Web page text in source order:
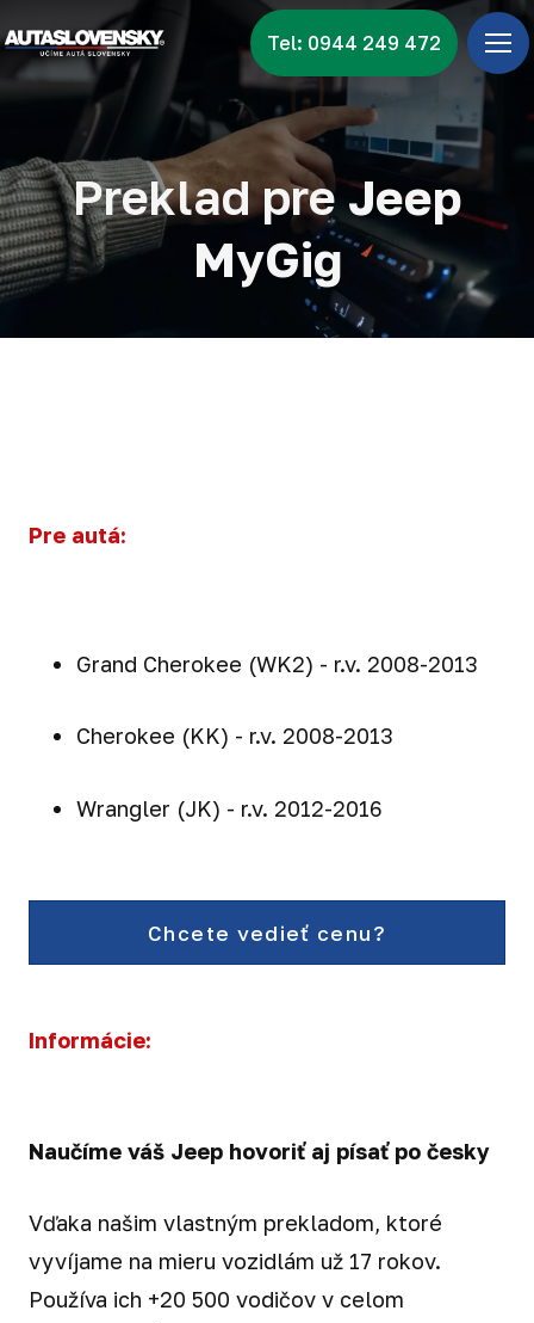
Tel: 0944 249 472
Preklad preJeep
MyGig
Pre autá:
Grand Cherokee (WK2) - r.v. 2008-2013
Cherokee (KK) - r.v. 2008-2013
Wrangler (JK) - r.v. 2012-2016
Chcete vedieť cenu?
Informácie:
Naučíme váš Jeep hovoriť aj písať po česky
Vďaka našim vlastným prekladom, ktoré
vyvíjame na mieru vozidlám už 17 rokov.
Používa ich +20 500 vodičov v celom